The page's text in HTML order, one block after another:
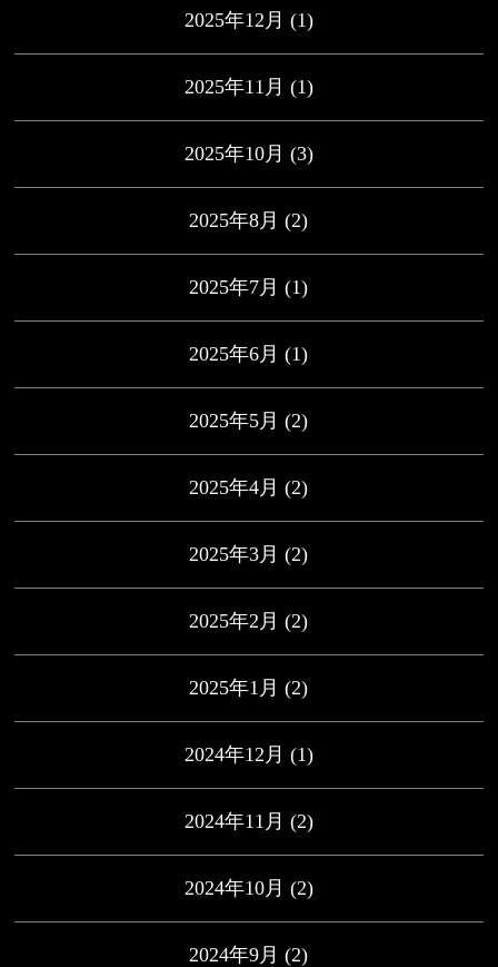
2025年12月 (1)
2025年11月 (1)
2025年10月 (3)
2025年8月 (2)
2025年7月 (1)
2025年6月 (1)
2025年5月 (2)
2025年4月 (2)
2025年3月 (2)
2025年2月 (2)
2025年1月 (2)
2024年12月 (1)
2024年11月 (2)
2024年10月 (2)
2024年9月 (2)